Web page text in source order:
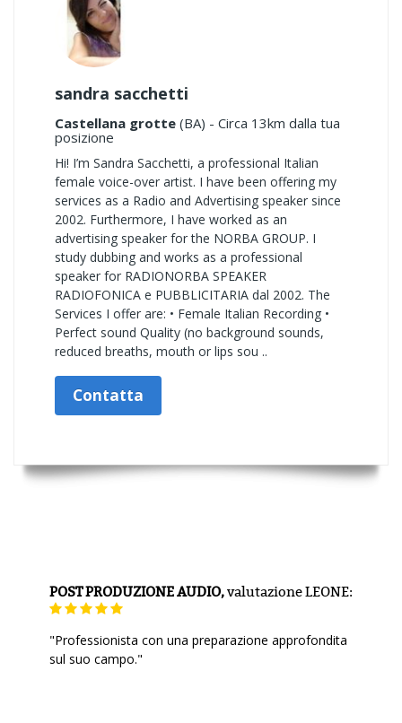
sandra sacchetti
Castellana grotte (BA) - Circa 13km dalla tua
posizione
Hi! I’m Sandra Sacchetti, a professional Italian
female voice-over artist. I have been offering my
services as a Radio and Advertising speaker since
2002. Furthermore, I have worked as an
advertising speaker for the NORBA GROUP. I
study dubbing and works as a professional
speaker for RADIONORBA SPEAKER
RADIOFONICA e PUBBLICITARIA dal 2002. The
Services I offer are: • Female Italian Recording •
Perfect sound Quality (no background sounds,
reduced breaths, mouth or lips sou ..
Contatta
POST PRODUZIONE AUDIO,valutazioneLEONE:
"Professionista con una preparazione approfondita
sul suo campo."